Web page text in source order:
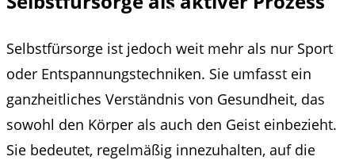
Selbstfürsorge ist jedoch weit mehr als nur Sport
oder Entspannungstechniken. Sie umfasst ein
ganzheitliches Verständnis von Gesundheit, das
sowohl den Körper als auch den Geist einbezieht.
Sie bedeutet, regelmäßig innezuhalten, auf die